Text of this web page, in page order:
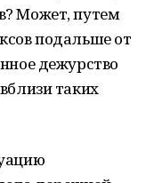
Может, путем
подальше от
дежурство
таких